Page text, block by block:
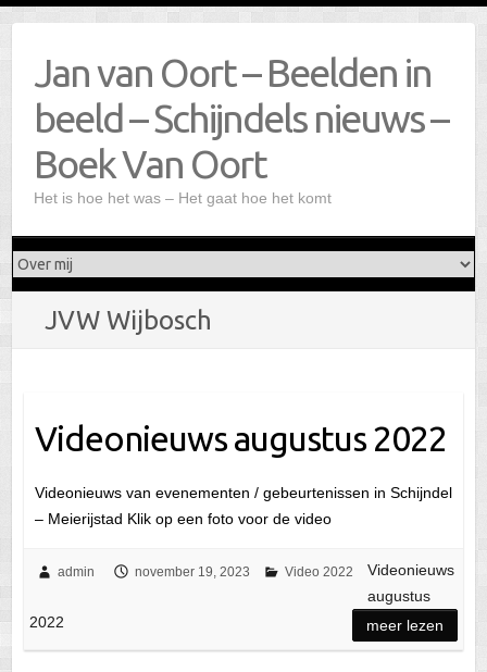
Jan van Oort – Beelden in
beeld – Schijndels nieuws –
Boek Van Oort
Het is hoe het was – Het gaat hoe het komt
JVW Wijbosch
Videonieuws augustus 2022
Videonieuws van evenementen / gebeurtenissen in Schijndel
– Meierijstad Klik op een foto voor de video
admin november 19, 2023 Video 2022
Videonieuws
augustus
2022
meer lezen